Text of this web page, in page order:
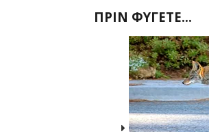
ΠΡΙΝ ΦΥΓΕΤΕ...